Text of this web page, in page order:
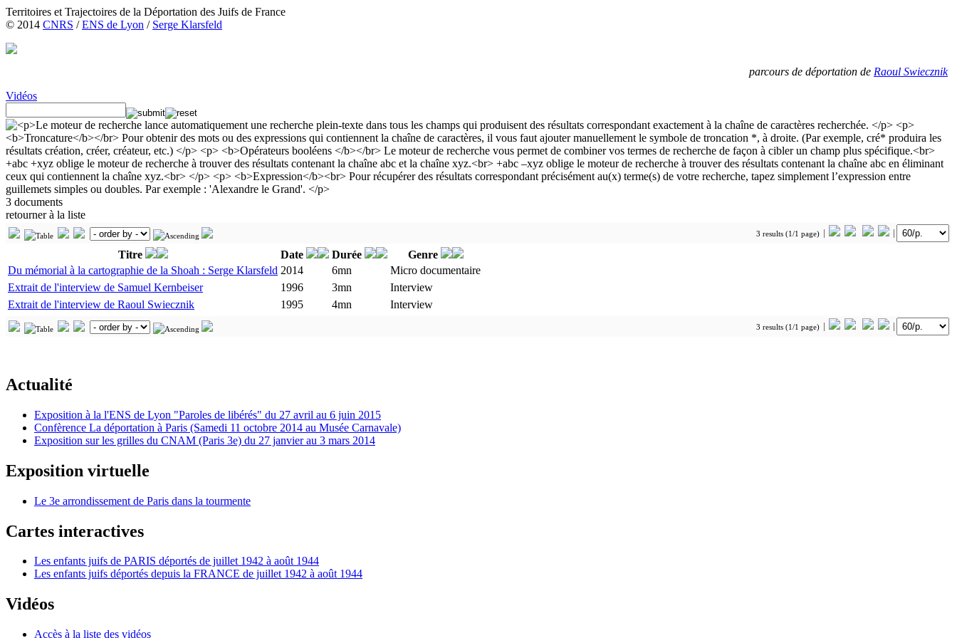
Territoires et Trajectoires de la Déportation des Juifs de France
© 2014 CNRS /ENS de Lyon / Serge Klarsfeld
parcours de déportation de Raoul Swiecznik
Vidéos
3 documents
retourner à la liste
3 results (1/1 page)
Titre Date Durée
Genre
Du mémorial à la cartographie de la Shoah : Serge Klarsfeld 2014 6mn
Micro documentaire
Extrait de l'interview de Samuel Kernbeiser
1996 3mn
Interview
Extrait de l'interview de Raoul Swiecznik
1995 4mn Interview
3 results (1/1 page)
Actualité
Exposition à la l'ENS de Lyon "Paroles de libérés" du 27 avril au 6 juin 2015
Confèrence La déportation à Paris (Samedi 11 octobre 2014 au Musée Carnavale)
Exposition sur les grilles du CNAM (Paris 3e) du 27 janvier au 3 mars 2014
Exposition virtuelle
Le 3e arrondissement de Paris dans la tourmente
Cartes interactives
Les enfants juifs de PARIS déportés de juillet 1942 à août 1944
Les enfants juifs déportés depuis la FRANCE de juillet 1942 à août 1944
Vidéos
Accès à la liste des vidéos